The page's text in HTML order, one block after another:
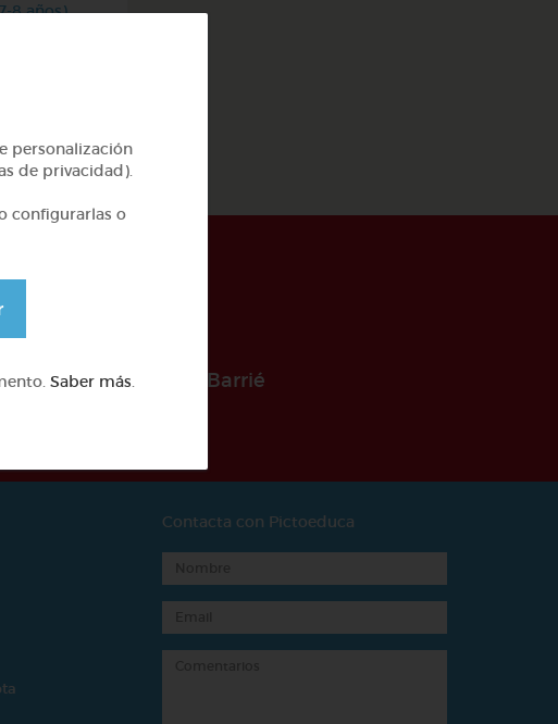
8 años)
de la Fundación Barrié
Contacta con Pictoeduca
personalización
de privacidad).
configurarlas o
Saber más.